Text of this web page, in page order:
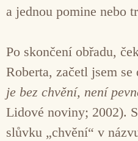
a jednou pomine nebo
Po skončení obřadu,
Roberta, začetl jsem
je bez chvění, není
Lidové noviny; 2002).
slůvku „chvění“ v